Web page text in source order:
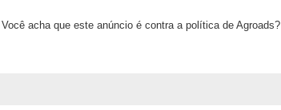
acha que este anúncio é contra a política de Agroads?